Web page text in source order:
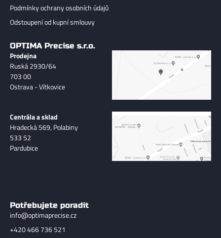
Podmínky ochrany osobních údajů
Odstoupení od kupní smlouvy
OPTIMA Precise s.r.o.
Prodejna
Ruská 2930/64
703 00
Ostrava - Vítkovice
Centrála a sklad
Hradecká 569, Polabiny
533 52
Pardubice
Potřebujete poradit
info@optimaprecise.cz
+420 466 736 521